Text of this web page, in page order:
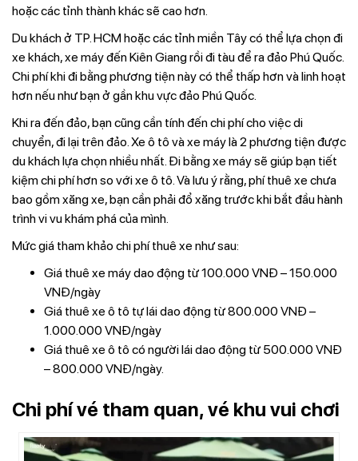
hoặc các tỉnh thành khác sẽ cao hơn.
Du khách ở TP. HCM hoặc các tỉnh miền Tây có thể lựa chọn đi
xe khách, xe máy đến Kiên Giang rồi đi tàu để ra đảo Phú Quốc.
Chi phí khi đi bằng phương tiện này có thể thấp hơn và linh hoạt
hơn nếu như bạn ở gần khu vực đảo Phú Quốc.
Khi ra đến đảo, bạn cũng cần tính đến chi phí cho việc di
chuyển, đi lại trên đảo. Xe ô tô và xe máy là 2 phương tiện được
du khách lựa chọn nhiều nhất. Đi bằng xe máy sẽ giúp bạn tiết
kiệm chi phí hơn so với xe ô tô. Và lưu ý rằng, phí thuê xe chưa
bao gồm xăng xe, bạn cần phải đổ xăng trước khi bắt đầu hành
trình vi vu khám phá của mình.
Mức giá tham khảo chi phí thuê xe như sau:
Giá thuê xe máy dao động từ 100.000 VNĐ – 150.000
VNĐ/ngày
Giá thuê xe ô tô tự lái dao động từ 800.000 VNĐ –
1.000.000 VNĐ/ngày
Giá thuê xe ô tô có người lái dao động từ 500.000 VNĐ
– 800.000 VNĐ/ngày.
Chi phí vé tham quan, vé khu vui chơi